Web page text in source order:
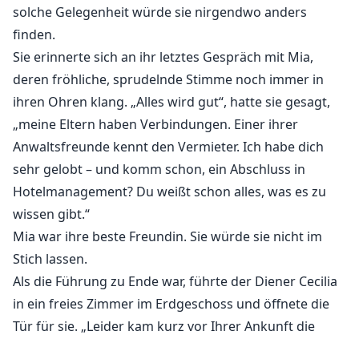
solche Gelegenheit würde sie nirgendwo anders
finden.
Sie erinnerte sich an ihr letztes Gespräch mit Mia,
deren fröhliche, sprudelnde Stimme noch immer in
ihren Ohren klang. „Alles wird gut“, hatte sie gesagt,
„meine Eltern haben Verbindungen. Einer ihrer
Anwaltsfreunde kennt den Vermieter. Ich habe dich
sehr gelobt – und komm schon, ein Abschluss in
Hotelmanagement? Du weißt schon alles, was es zu
wissen gibt.“
Mia war ihre beste Freundin. Sie würde sie nicht im
Stich lassen.
Als die Führung zu Ende war, führte der Diener Cecilia
in ein freies Zimmer im Erdgeschoss und öffnete die
Tür für sie. „Leider kam kurz vor Ihrer Ankunft die